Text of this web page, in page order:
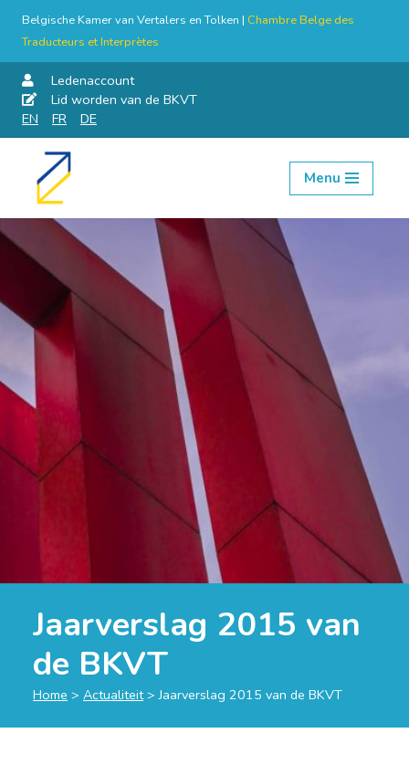
Belgische Kamer van Vertalers en Tolken | Chambre Belge des
Traducteurs et Interprètes
Ledenaccount
Lid worden van de BKVT
EN
FR DE
Skip
content
Menu
Jaarverslag 2015 van
de BKVT
Home > Actualiteit>Jaarverslag 2015 van de BKVT